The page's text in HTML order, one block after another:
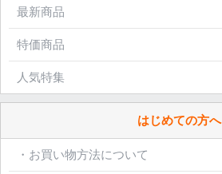
最新商品
特価商品
人気特集
はじめての方へ
・お買い物方法について